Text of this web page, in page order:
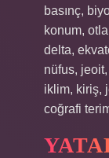
basınç,
konum,
delta,
nüfus,
iklim, kiriş,
coğrafi